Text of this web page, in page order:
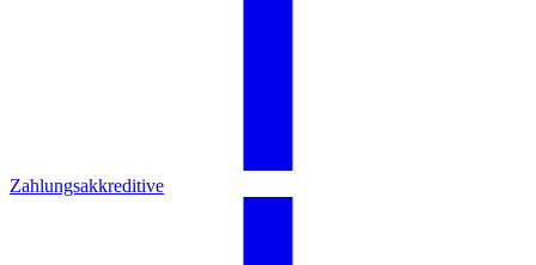
Zahlungsakkreditive